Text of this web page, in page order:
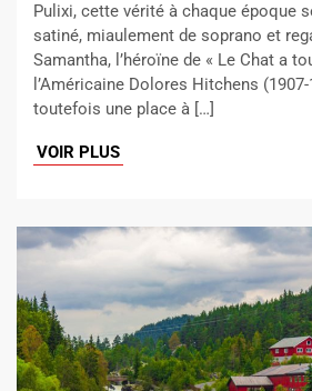
Pulixi, cette vérité à chaque époque
satiné, miaulement de soprano et
Samantha, l’héroïne de « Le Chat a
l’Américaine Dolores Hitchens
toutefois une place à […]
VOIR PLUS